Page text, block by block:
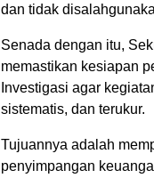
dan tidak
Senada dengan itu,
memastikan kesiapan
Investigasi agar
sistematis, dan terukur.
Tujuannya adalah
penyimpangan